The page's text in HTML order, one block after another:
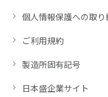
個人情報保護への取り
ご利用規約
製造所固有記号
日本盛企業サイト